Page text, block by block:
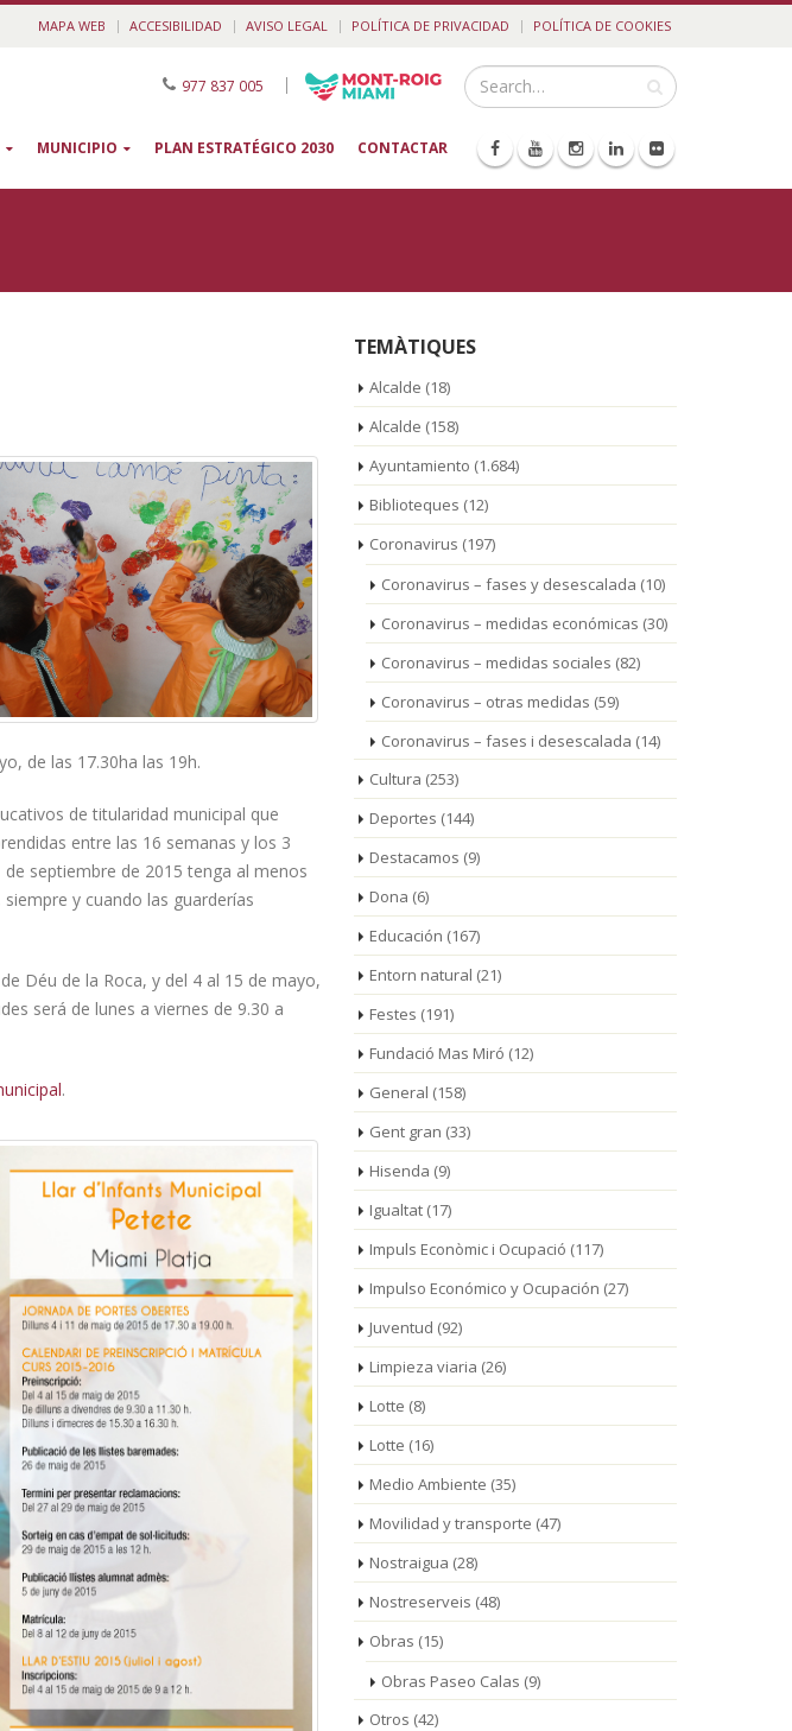
MAPA WEB ACCESIBILIDAD AVISO LEGAL POLÍTICA DE PRIVACIDAD POLÍTICA DE COOKIES
977 837 005 |
MUNICIPIO PLAN ESTRATÉGICO 2030 CONTACTAR
de las 17.30ha las 19h.
de titularidad municipal que
entre las 16 semanas y los 3
septiembre de 2015 tenga al menos
y cuando las guarderías
Déu de la Roca, y del 4 al 15 de mayo,
será de lunes a viernes de 9.30 a
.
TEMÀTIQUES
Alcalde (18)
Alcalde (158)
Ayuntamiento (1.684)
Biblioteques (12)
Coronavirus (197)
Coronavirus – fases y desescalada (10)
Coronavirus – medidas económicas (30)
Coronavirus – medidas sociales (82)
Coronavirus – otras medidas (59)
Coronavirus – fases i desescalada (14)
Cultura (253)
Deportes (144)
Destacamos (9)
Dona (6)
Educación (167)
Entorn natural (21)
Festes (191)
Fundació Mas Miró (12)
General (158)
Gent gran (33)
Hisenda (9)
Igualtat(17)
Impuls Econòmic i Ocupació (117)
Impulso Económico y Ocupación (27)
Juventud (92)
Limpieza viaria (26)
Lotte (8)
Lotte (16)
Medio Ambiente (35)
Movilidad y transporte (47)
Nostraigua (28)
Nostreserveis (48)
Obras (15)
Obras Paseo Calas (9)
Otros (42)